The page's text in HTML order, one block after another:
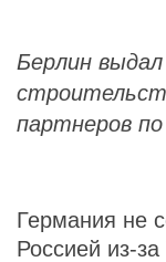
Берлин
партнеров
Германия не
Россией из-